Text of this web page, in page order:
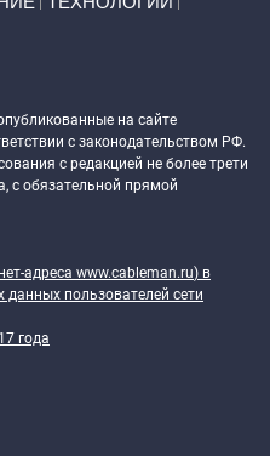
на сайте
с законодательством РФ.
с редакцией не более трети
с обязательной прямой
адреса www.cableman.ru) в
пользователей сети
года